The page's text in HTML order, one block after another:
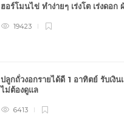
ฮอร์โมนไข่ ทำง่ายๆ เร่งโต เร่งดอก
19423
ปลูกถั่วงอกรายได้ดี 1 อาทิตย์ รับเงิน
ไม่ต้องดูแล
6413